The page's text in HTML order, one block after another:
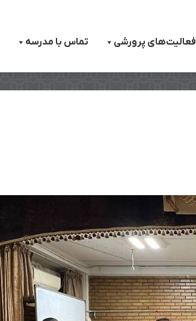
فعالیت‌های پرورشی تماس با مدرسه